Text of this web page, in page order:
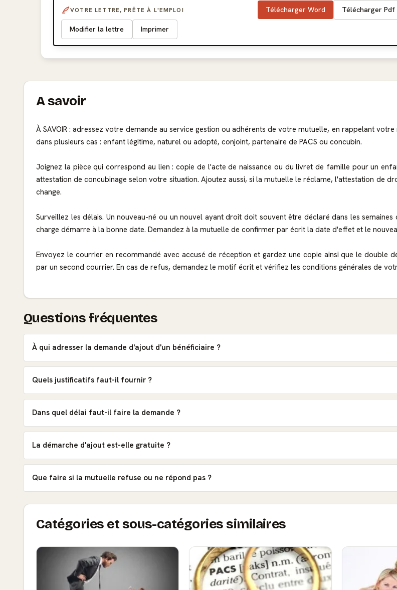
VOTRE LETTRE, PRÊTE À L'EMPLOI Télécharger Word Télécharger Pdf
Modifier la lettre Imprimer
A savoir
À SAVOIR : adressez votre demande au service gestion ou adhérents de votre mutuelle, en rappelant
dans plusieurs cas : enfant légitime, naturel ou adopté, conjoint, partenaire de PACS ou concubin.
Joignez la pièce qui correspond au lien : copie de l'acte de naissance ou du livret de famille pour un
attestation de concubinage selon votre situation. Ajoutez aussi, si la mutuelle le réclame, l'attestation de
change.
Surveillez les délais. Un nouveau-né ou un nouvel ayant droit doit souvent être déclaré dans les
charge démarre à la bonne date. Demandez à la mutuelle de confirmer par écrit la date d'effet et le
Envoyez le courrier en recommandé avec accusé de réception et gardez une copie ainsi que le double
par un second courrier. En cas de refus, demandez le motif écrit et vérifiez les conditions générales de
Questions fréquentes
À qui adresser la demande d'ajout d'un bénéficiaire ?
Quels justificatifs faut-il fournir ?
Dans quel délai faut-il faire la demande ?
La démarche d'ajout est-elle gratuite ?
Que faire si la mutuelle refuse ou ne répond pas ?
Catégories et sous-catégories similaires